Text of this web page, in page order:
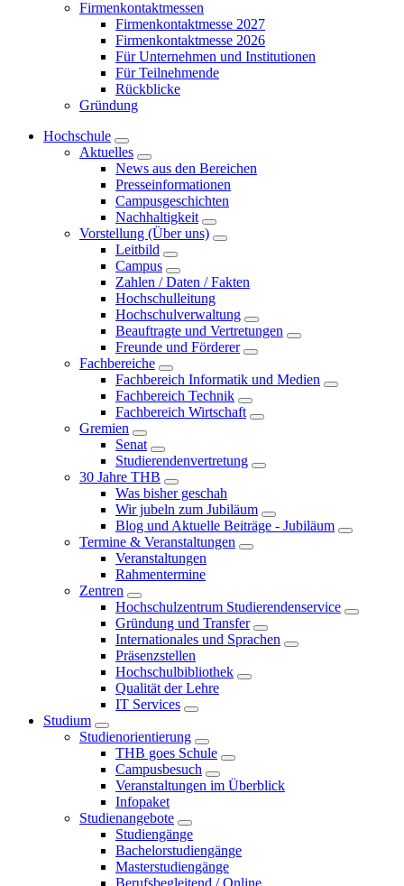
Firmenkontaktmessen
Firmenkontaktmesse 2027
Firmenkontaktmesse 2026
Für Unternehmen und Institutionen
Für Teilnehmende
Rückblicke
Gründung
Hochschule
Aktuelles
News aus den Bereichen
Presseinformationen
Campusgeschichten
Nachhaltigkeit
Vorstellung (Über uns)
Leitbild
Campus
Zahlen / Daten / Fakten
Hochschulleitung
Hochschulverwaltung
Beauftragte und Vertretungen
Freunde und Förderer
Fachbereiche
Fachbereich Informatik und Medien
Fachbereich Technik
Fachbereich Wirtschaft
Gremien
Senat
Studierendenvertretung
30 Jahre THB
Was bisher geschah
Wir jubeln zum Jubiläum
Blog und Aktuelle Beiträge - Jubiläum
Termine & Veranstaltungen
Veranstaltungen
Rahmentermine
Zentren
Hochschulzentrum Studierendenservice
Gründung und Transfer
Internationales und Sprachen
Präsenzstellen
Hochschulbibliothek
Qualität der Lehre
IT Services
Studium
Studienorientierung
THB goes Schule
Campusbesuch
Veranstaltungen im Überblick
Infopaket
Studienangebote
Studiengänge
Bachelorstudiengänge
Masterstudiengänge
Berufsbegleitend / Online